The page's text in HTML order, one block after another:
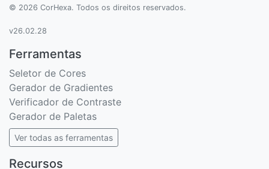
© 2026 CorHexa. Todos os direitos reservados.
v26.02.28
Ferramentas
Seletor de Cores
Gerador de Gradientes
Verificador de Contraste
Gerador de Paletas
Ver todas as ferramentas
Recursos